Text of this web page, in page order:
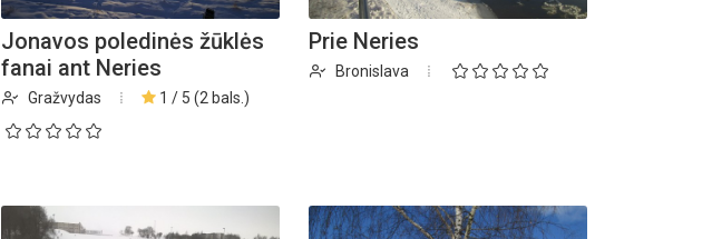
Jonavos poledinės žūklės
fanai ant Neries
Gražvydas 1 / 5 (2 bals.)
Prie Neries
Bronislava